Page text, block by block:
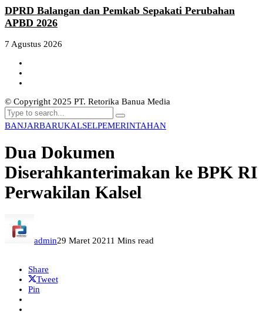
DPRD Balangan dan Pemkab Sepakati Perubahan
APBD 2026
7 Agustus 2026
© Copyright 2025 PT. Retorika Banua Media
BANJARBARUKALSELPEMERINTAHAN
Dua Dokumen
Diserahkanterimakan ke BPK RI
Perwakilan Kalsel
admin29 Maret 20211 Mins read
Share
Tweet
Pin